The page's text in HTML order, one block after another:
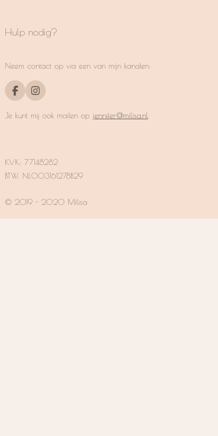
Hulp nodig?
Neem contact op via een van mijn kanalen:
F
a
c
k
I
n
s
a
Je kunt mij ook mailen op jennifer@milisa.nl
KVK: 77148282
BTW: NL003161278B29
© 2019 - 2020 Milisa